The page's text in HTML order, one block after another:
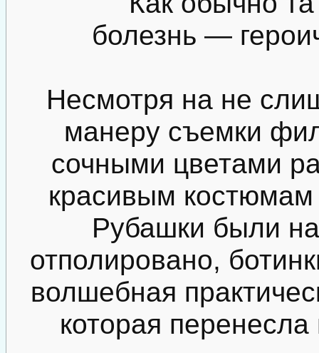
болезнь —
Несмотря на не
манеру съемки
сочными цветами
красивым
Рубашки были
отполировано,
волшебная
которая